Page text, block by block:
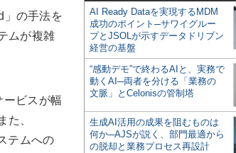
の手法を
ムが複雑
ビスが幅
た、
テムへの
AI Ready Dataを実現するMDM
成功のポイント─サワイグルー
プとJSOLが示すデータドリブン
経営の基盤
“感動デモ”で終わるAIと、実務で
動くAI─両者を分ける「業務の
文脈」とCelonisの管制塔
生成AI活用の成果を阻むものは
何か─AJSが説く、部門最適から
の脱却と業務プロセス再設計